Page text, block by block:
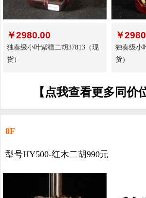
￥2980.00
独奏级小叶紫檀二胡37813（现
货）
￥
独奏级小
货）
【点我查看更多同价
8F
型号HY500-红木二胡990元